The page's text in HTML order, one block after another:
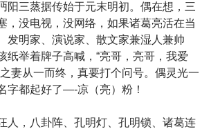
阳三蒸据传始于元末明初。偶在想，三
，没电视，没网络，如果诸葛亮活在当
发明家、演说家、散文家兼湿人兼帅
纸举着牌子高喊，“亮哥，亮哥，我爱
妻从一而终，真要打个问号。偶灵光一
字都起好了—-凉（亮）粉！
人，八卦阵、孔明灯、孔明锁、诸葛连